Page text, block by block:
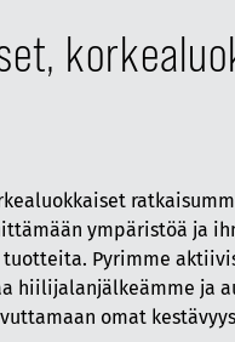
ympäristöä ja
Pyrimme
hiilijalanjälkeämme ja
omat